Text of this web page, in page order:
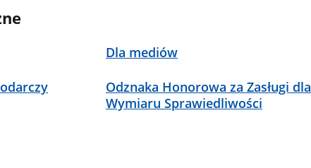
Dla mediów
Odznaka Honorowa za Zasługi dla
Wymiaru Sprawiedliwości